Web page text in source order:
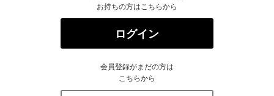
お持ちの方はこちらから
ログイン
会員登録がまだの方は
こちらから